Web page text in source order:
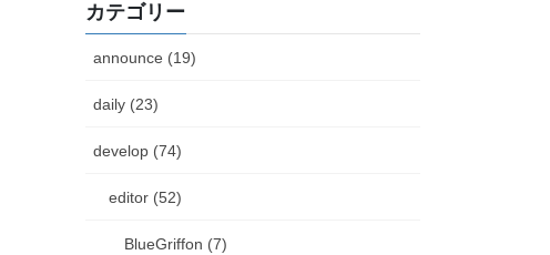
カテゴリー
announce (19)
daily (23)
develop (74)
editor (52)
BlueGriffon (7)